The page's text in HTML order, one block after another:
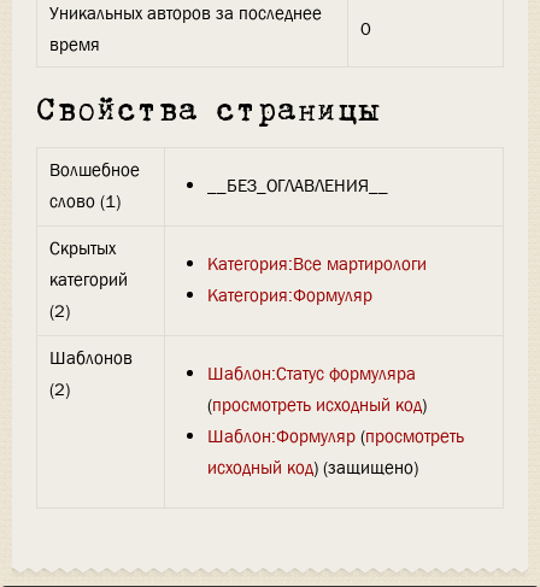
Уникальных авторов за последнее
время
0
Свойства страницы
Волшебное
слово (1)
__БЕЗ_ОГЛАВЛЕНИЯ__
Скрытых
категорий
(2)
Категория:Все мартирологи
Категория:Формуляр
Шаблонов
(2)
Шаблон:Статус формуляра
(просмотреть исходный код)
Шаблон:Формуляр(просмотреть
исходный код) (защищено)